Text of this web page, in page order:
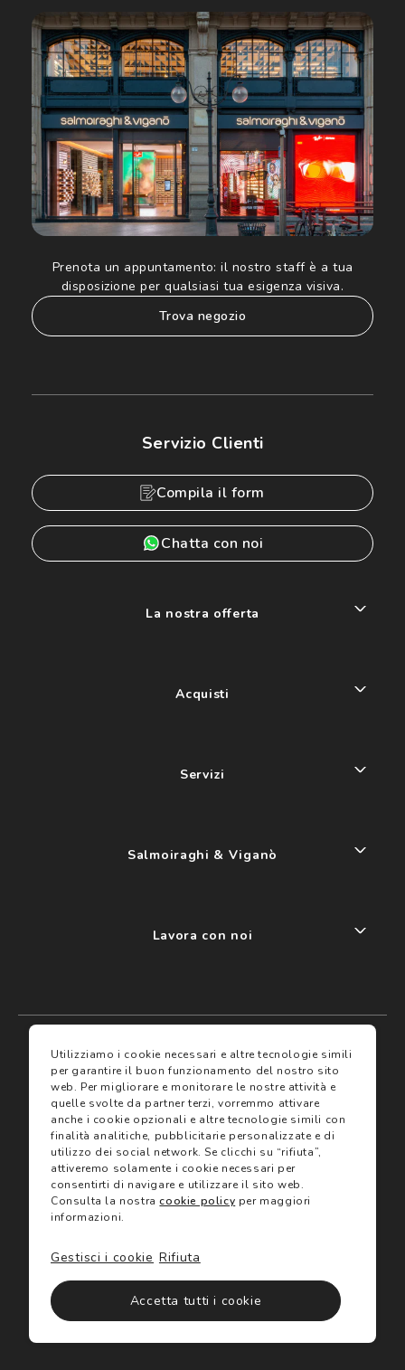
I miei preferiti
Assicurazioni
Servizi
Trova negozio
Gift Card
Cliccando su "Iscriviti", confermo di avere più di 16 anni e
acconsento all'utilizzo dei miei Dati Personali da parte di
Luxottica Group S.p.A. per l'invio di offerte speciali, novità
ed altre comunicazioni di carattere pubblicitario (consultare
Informativa sulla privacyper ulteriori informazioni).
Prenota un appuntamento: il nostro staff è a tua
disposizione per qualsiasi tua esigenza visiva.
trova negozio
Servizio Clienti
Compila il form
Chatta con noi
La nostra offerta
Acquisti
Servizi
Salmoiraghi & Viganò
Lavora con noi
Termini e condizioni
Termini di vendita
Avvertenze e informazioni di sicurezza sui prodotti
Informativa sulla Privacy
Utilizzo dei cookie
Utilizziamo i cookie necessari e altre tecnologie simili
per garantire il buon funzionamento del nostro sito
web. Per migliorare e monitorare le nostre attività e
quelle svolte da partner terzi, vorremmo attivare
anche i cookie opzionali e altre tecnologie simili con
finalità analitiche, pubblicitarie personalizzate e di
utilizzo dei social network. Se clicchi su “rifiuta”,
attiveremo solamente i cookie necessari per
consentirti di navigare e utilizzare il sito web.
Consulta la nostracookie policy per maggiori
informazioni.
Accetta tutti i cookie
Rifiuta
Gestisci i cookie